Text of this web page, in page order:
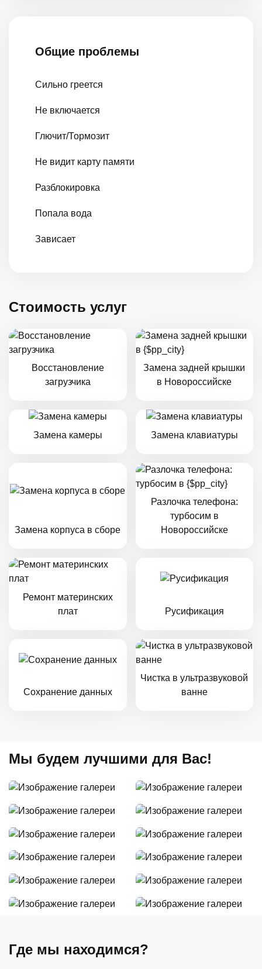
Общие проблемы
Сильно греется
Не включается
Глючит/Тормозит
Не видит карту памяти
Разблокировка
Попала вода
Зависает
Стоимость услуг
Восстановление
загрузчика
Замена задней крышки
в Новороссийске
Замена камеры Замена клавиатуры
Замена корпуса в сборе
Разлочка телефона:
турбосим в
Новороссийске
Ремонт материнских
плат
Русификация
Сохранение данных
Чистка в ультразвуковой
ванне
Мы будем лучшими для Вас!
Где мы находимся?